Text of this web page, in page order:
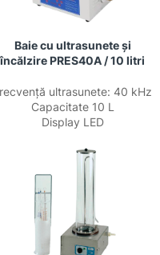
Baie cu ultrasunete și
încălzire PRES40A / 10 litri
ultrasunete: 40 kHz
Capacitate 10 L
Display LED